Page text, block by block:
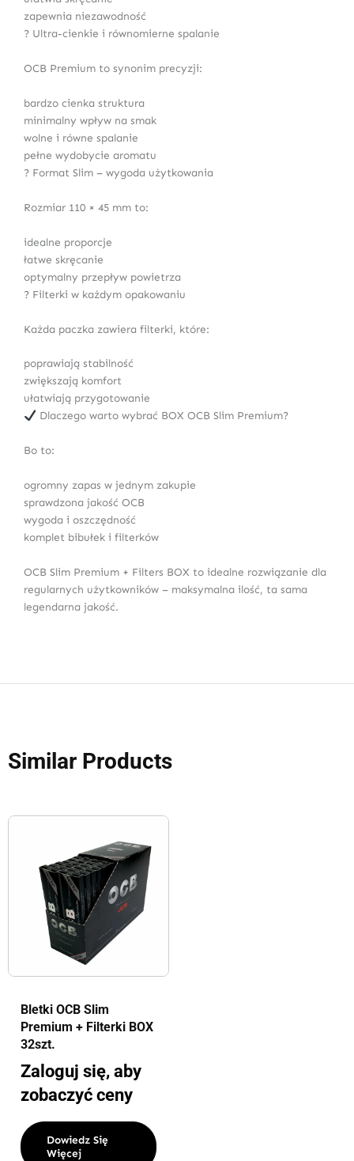
zapewnia niezawodność
? Ultra-cienkie i równomierne spalanie
OCB Premium to synonim precyzji:
bardzo cienka struktura
minimalny wpływ na smak
wolne i równe spalanie
pełne wydobycie aromatu
? Format Slim – wygoda użytkowania
Rozmiar 110 × 45 mm to:
idealne proporcje
łatwe skręcanie
optymalny przepływ powietrza
? Filterki w każdym opakowaniu
Każda paczka zawiera filterki, które:
poprawiają stabilność
zwiększają komfort
ułatwiają przygotowanie
Dlaczego warto wybrać BOX OCB Slim Premium?
Bo to:
ogromny zapas w jednym zakupie
sprawdzona jakość OCB
wygoda i oszczędność
komplet bibułek i filterków
OCB Slim Premium + Filters BOX to idealne rozwiązanie dla
regularnych użytkowników – maksymalna ilość, ta sama
legendarna jakość.
Similar Products
Bletki OCB Slim
Premium + Filterki BOX
32szt.
Zaloguj się, aby
zobaczyć ceny
Dowiedz Się
Więcej